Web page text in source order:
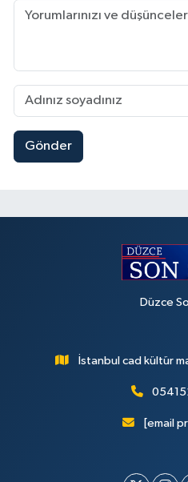
Gönder
Düzce
İstanbul cad kültür
[email